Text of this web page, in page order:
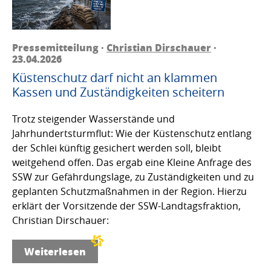
Pressemitteilung · Christian Dirschauer·
23.04.2026
Küstenschutz darf nicht an klammen
Kassen und Zuständigkeiten scheitern
Trotz steigender Wasserstände und
Jahrhundertsturmflut: Wie der Küstenschutz entlang
der Schlei künftig gesichert werden soll, bleibt
weitgehend offen. Das ergab eine Kleine Anfrage des
SSW zur Gefährdungslage, zu Zuständigkeiten und zu
geplanten Schutzmaßnahmen in der Region. Hierzu
erklärt der Vorsitzende der SSW-Landtagsfraktion,
Christian Dirschauer:
Weiterlesen